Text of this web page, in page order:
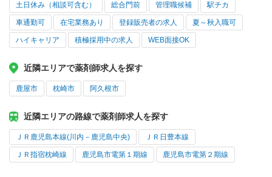
土日休み（相談可含む） 総合門前 管理職候補 駅チカ
車通勤可 在宅業務あり 登録販売者の求人 夏～秋入職可
ハイキャリア 積極採用中の求人 WEB面接OK
近隣エリアで薬剤師求人を探す
鹿屋市 枕崎市 阿久根市
近隣エリアの路線で薬剤師求人を探す
ＪＲ鹿児島本線(川内－鹿児島中央) ＪＲ日豊本線
ＪＲ指宿枕崎線 鹿児島市電第１期線 鹿児島市電第２期線